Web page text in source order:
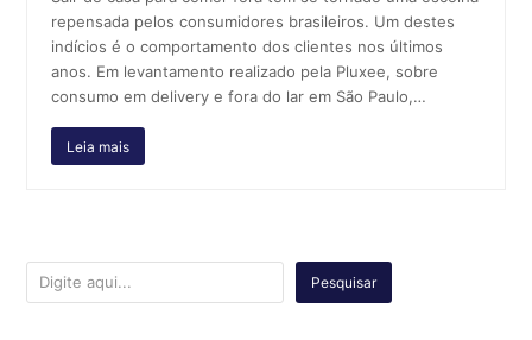
repensada pelos consumidores brasileiros. Um destes
indícios é o comportamento dos clientes nos últimos
anos. Em levantamento realizado pela Pluxee, sobre
consumo em delivery e fora do lar em São Paulo,…
Leia mais
Pesquisar